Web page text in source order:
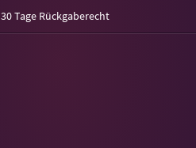
30 Tage Rückgaberecht